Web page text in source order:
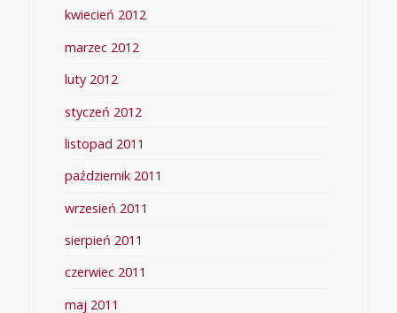
kwiecień 2012
marzec 2012
luty 2012
styczeń 2012
listopad 2011
październik 2011
wrzesień 2011
sierpień 2011
czerwiec 2011
maj 2011